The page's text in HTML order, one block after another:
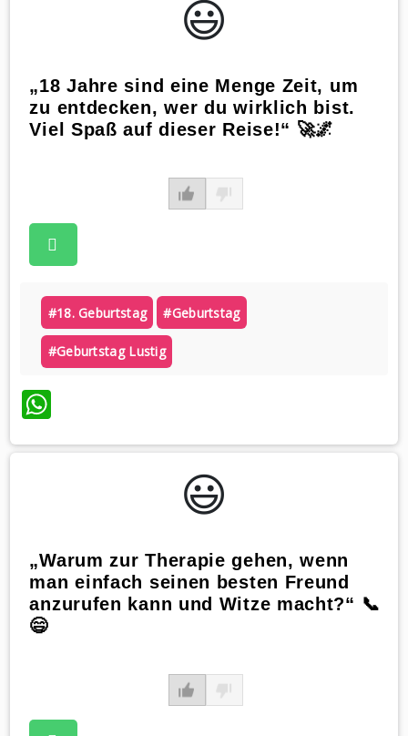
😃️
„18 Jahre sind eine Menge Zeit, um
zu entdecken, wer du wirklich bist.
Viel Spaß auf dieser Reise!“ 🚀🌌
#18. Geburtstag #geburtstag
#geburtstag Lustig
WhatsApp
😃️
„Warum zur Therapie gehen, wenn
man einfach seinen besten Freund
anzurufen kann und Witze macht?“ 📞
😄